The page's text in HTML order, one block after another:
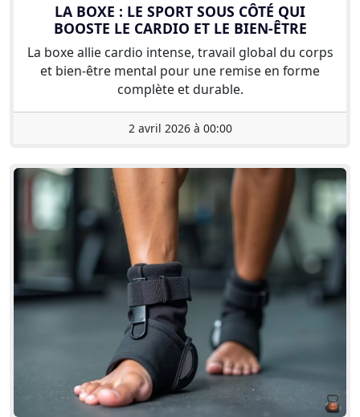
LA BOXE : LE SPORT SOUS CÔTÉ QUI
BOOSTE LE CARDIO ET LE BIEN-ÊTRE
La boxe allie cardio intense, travail global du corps
et bien-être mental pour une remise en forme
complète et durable.
2 avril 2026 à 00:00